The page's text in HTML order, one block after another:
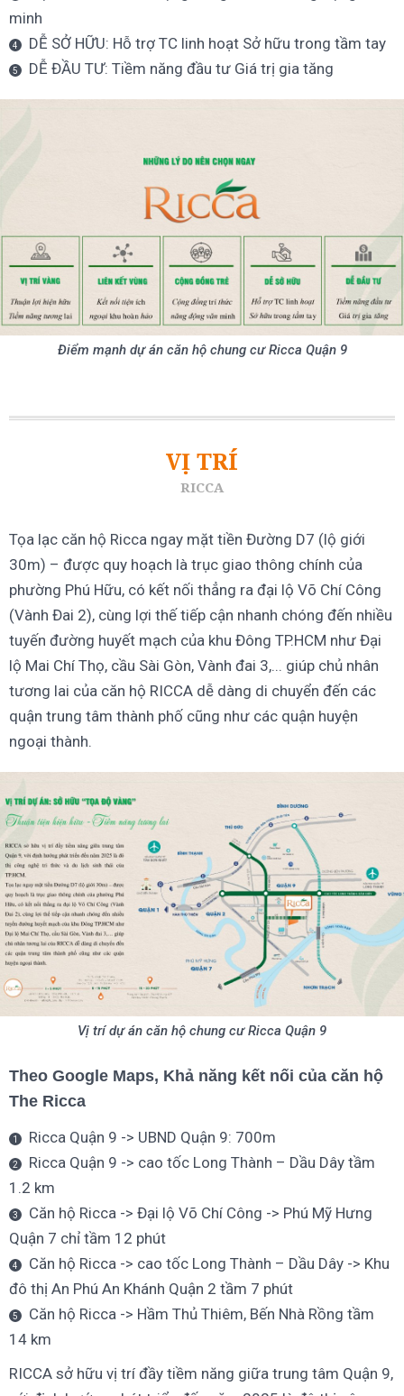
minh
DỄ SỞ HỮU: Hỗ trợ TC linh hoạt Sở hữu trong tầm tay
DỄ ĐẦU TƯ: Tiềm năng đầu tư Giá trị gia tăng
Điểm mạnh dự án căn hộ chung cư Ricca Quận 9
VỊ TRÍ
RICCA
Tọa lạc căn hộ Ricca ngay mặt tiền Đường D7 (lộ giới
30m) – được quy hoạch là trục giao thông chính của
phường Phú Hữu, có kết nối thẳng ra đại lộ Võ Chí Công
(Vành Đai 2), cùng lợi thế tiếp cận nhanh chóng đến nhiều
tuyến đường huyết mạch của khu Đông TP.HCM như Đại
lộ Mai Chí Thọ, cầu Sài Gòn, Vành đai 3,... giúp chủ nhân
tương lai của căn hộ RICCA dễ dàng di chuyển đến các
quận trung tâm thành phố cũng như các quận huyện
ngoại thành.
Vị trí dự án căn hộ chung cư Ricca Quận 9
Theo Google Maps, Khả năng kết nối của căn hộ
The Ricca
Ricca Quận 9 -> UBND Quận 9: 700m
Ricca Quận 9 -> cao tốc Long Thành – Dầu Dây tầm
1.2 km
Căn hộ Ricca -> Đại lộ Võ Chí Công -> Phú Mỹ Hưng
Quận 7 chỉ tầm 12 phút
Căn hộ Ricca -> cao tốc Long Thành – Dầu Dây -> Khu
đô thị An Phú An Khánh Quận 2 tầm 7 phút
Căn hộ Ricca -> Hầm Thủ Thiêm, Bến Nhà Rồng tầm
14 km
RICCA sở hữu vị trí đầy tiềm năng giữa trung tâm Quận 9,